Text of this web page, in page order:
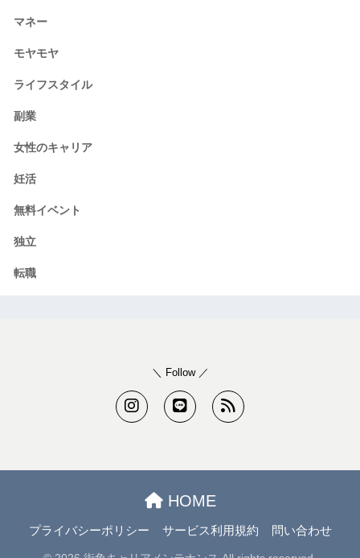
マネー
モヤモヤ
ライフスタイル
副業
女性のキャリア
妊活
無料イベント
独立
転職
＼ Follow ／
HOME
プライバシーポリシー サービス利用規約 問い合わせ